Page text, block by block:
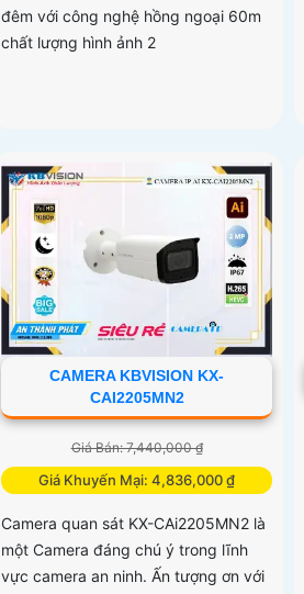
đêm với công nghệ hồng ngoại 60m
chất lượng hình ảnh 2
CAMERA KBVISION KX-
CAI2205MN2
Giá Bán: 7,440,000 ₫
Giá Khuyến Mại: 4,836,000 ₫
Camera quan sát KX-CAi2205MN2 là
một Camera đáng chú ý trong lĩnh
vực camera an ninh. Ấn tượng ơn với